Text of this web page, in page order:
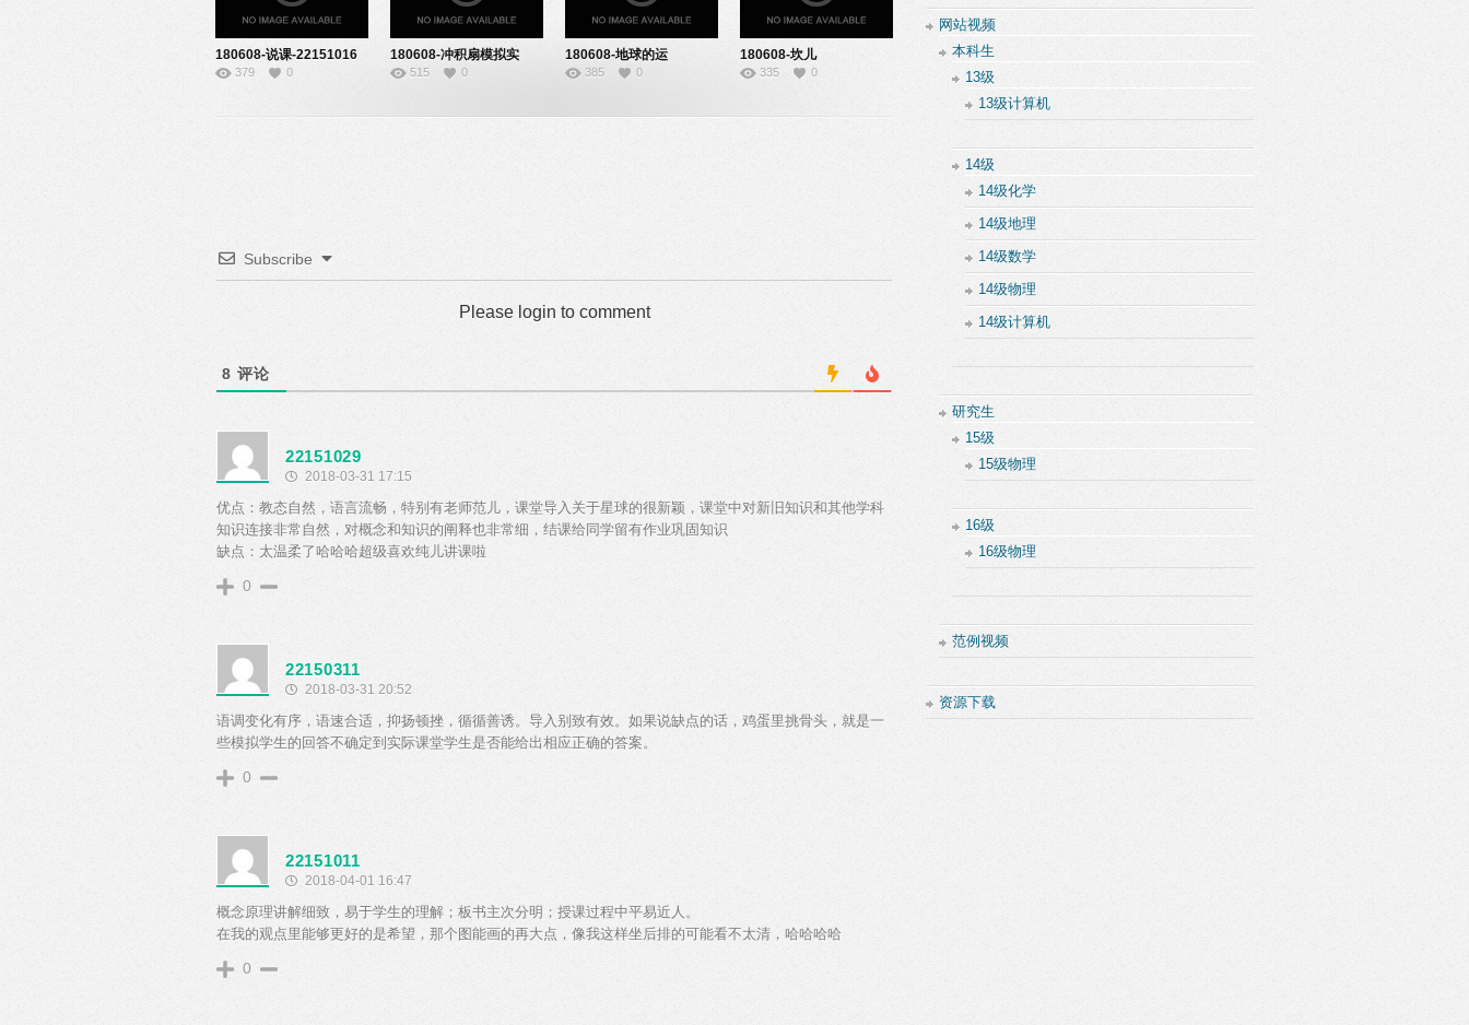
180608-说课-22151016
379 0
180608-冲积扇模拟实
验-22151026
515 0
180608-地球的运
动-22151026
385 0
180608-坎儿
井-91171566
335 0
Subscribe
Please login to comment
8 评论
22151029
2018-03-31 17:15
优点：教态自然，语言流畅，特别有老师范儿，课堂导入关于星球的很新颖，课堂中对新旧知识和其他学科
知识连接非常自然，对概念和知识的阐释也非常细，结课给同学留有作业巩固知识
缺点：太温柔了哈哈哈超级喜欢纯儿讲课啦
0
22150311
2018-03-31 20:52
语调变化有序，语速合适，抑扬顿挫，循循善诱。导入别致有效。如果说缺点的话，鸡蛋里挑骨头，就是一
些模拟学生的回答不确定到实际课堂学生是否能给出相应正确的答案。
0
22151011
2018-04-01 16:47
概念原理讲解细致，易于学生的理解；板书主次分明；授课过程中平易近人。
在我的观点里能够更好的是希望，那个图能画的再大点，像我这样坐后排的可能看不太清，哈哈哈哈
0
网站视频
本科生
13级
13级计算机
14级
14级化学
14级地理
14级数学
14级物理
14级计算机
研究生
15级
15级物理
16级
16级物理
范例视频
资源下载